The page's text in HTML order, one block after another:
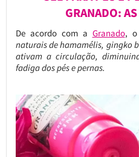
GRANADO:
De acordo com a Granado, o
naturais de hamamélis, gingko
ativam a circulação,
fadiga dos pés e pernas.